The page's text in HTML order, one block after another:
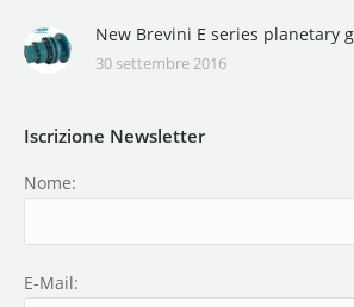
New Brevini E series planetary
30 settembre 2016
Iscrizione Newsletter
Nome:
E-Mail: